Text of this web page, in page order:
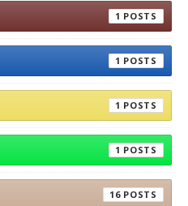
1
1
1
1
16